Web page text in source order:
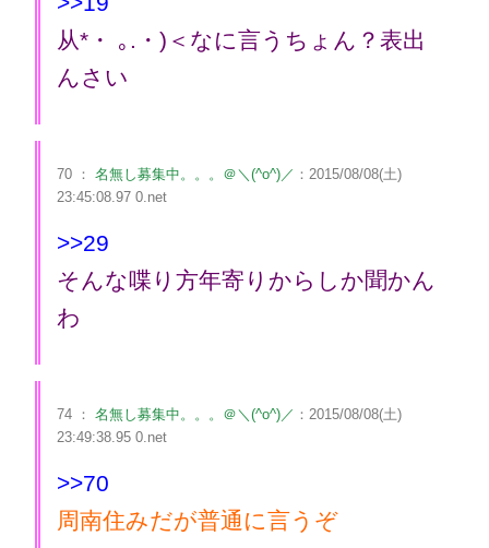
从*・ ｡.・)＜なに言うちょん？表出
んさい
70 ： 名無し募集中。。。＠＼(^o^)／ ：2015/08/08(土)
23:45:08.97 0.net
>>29
そんな喋り方年寄りからしか聞かん
わ
74 ： 名無し募集中。。。＠＼(^o^)／ ：2015/08/08(土)
23:49:38.95 0.net
>>70
周南住みだが普通に言うぞ